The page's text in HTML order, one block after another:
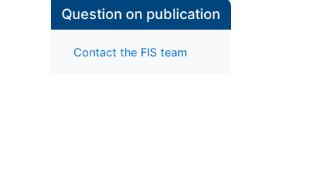
Question on publication
Contact the FIS team